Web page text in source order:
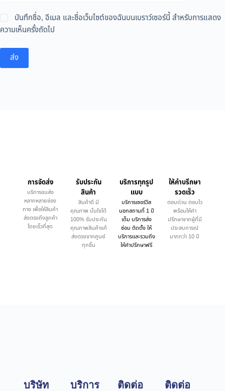
บันทึกชื่อ, อีเมล และชื่อเว็บไซต์ของฉันบนเบราว์เซอร์นี้ สำหรับการแสดง
ความเห็นครั้งถัดไป
ส่ง
การจัดส่ง
บริการขนส่ง
หลากหลายช่อง
ทาง เพื่อให้สินค้า
ส่งตรงถึงลูกค้า
โดยเร็วที่สุด
รับประกัน
สินค้า
สินค้าดี มี
คุณภาพ มั่นใจได้
100% รับประกัน
คุณภาพสินค้าแท้
ส่งตรงจากศูนย์
ทุกชิ้น
บริการทุกรูป
แบบ
บริการเซอร์วิส
นอกสถานที่ 1 ปี
เต็ม บริการส่ง
ซ่อม ติดตั้ง ให้
บริการและรวมถึง
ให้คำปรึกษาฟรี
ให้คำบรึกษา
รวดเร็ว
ตอบด่วน ตอบไว
พร้อมให้คำ
ปรึกษาจากผู้ที่มี
ประสบการณ์
มากกว่า 10 ปี
บริษัท
บริการ
ติดต่อ
ติดต่อ